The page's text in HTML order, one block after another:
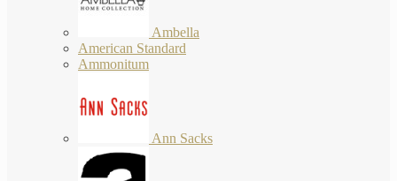
Ambella
American Standard
Ammonitum
Ann Sacks